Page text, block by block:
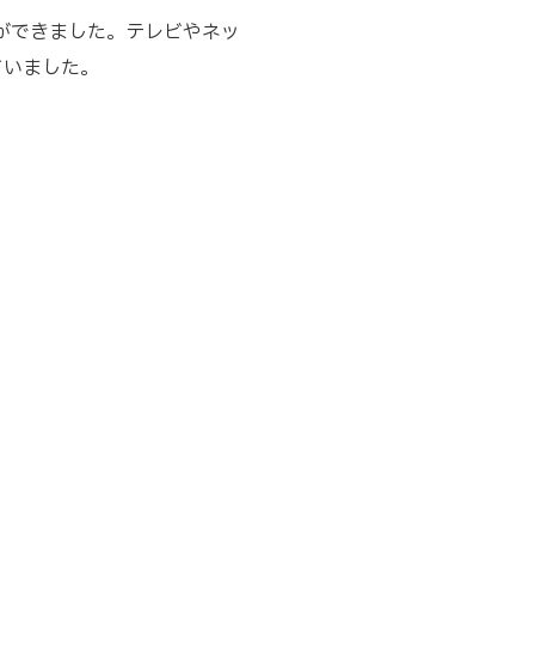
きました。テレビやネッ
ました。